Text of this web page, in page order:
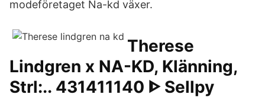
modeföretaget Na-kd växer.
Therese
Lindgren x NA-KD, Klänning,
Strl:.. 431411140 ᐈ Sellpy